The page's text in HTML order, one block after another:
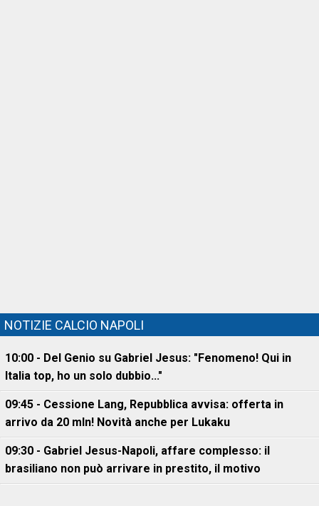
NOTIZIE CALCIO NAPOLI
10:00 - Del Genio su Gabriel Jesus: "Fenomeno! Qui in
Italia top, ho un solo dubbio..."
09:45 - Cessione Lang, Repubblica avvisa: offerta in
arrivo da 20 mln! Novità anche per Lukaku
09:30 - Gabriel Jesus-Napoli, affare complesso: il
brasiliano non può arrivare in prestito, il motivo